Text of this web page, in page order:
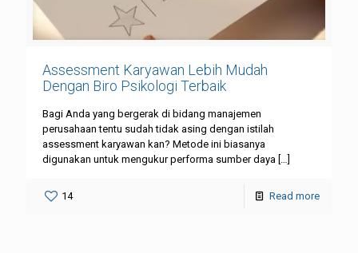
Assessment Karyawan Lebih Mudah
Dengan Biro Psikologi Terbaik
Bagi Anda yang bergerak di bidang manajemen
perusahaan tentu sudah tidak asing dengan istilah
assessment karyawan kan? Metode ini biasanya
digunakan untuk mengukur performa sumber daya […]
14 Read more